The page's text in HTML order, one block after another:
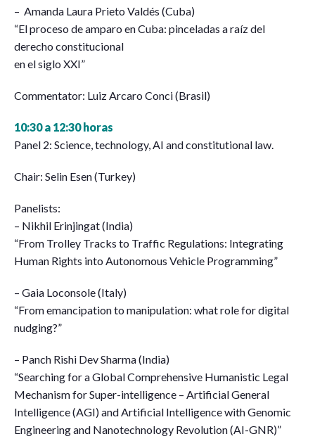
– Amanda Laura Prieto Valdés (Cuba)
“El proceso de amparo en Cuba: pinceladas a raíz del
derecho constitucional
en el siglo XXI”
Commentator: Luiz Arcaro Conci (Brasil)
10:30 a 12:30 horas
Panel 2: Science, technology, AI and constitutional law.
Chair: Selin Esen (Turkey)
Panelists:
– Nikhil Erinjingat (India)
“From Trolley Tracks to Traffic Regulations: Integrating
Human Rights into Autonomous Vehicle Programming”
– Gaia Loconsole (Italy)
“From emancipation to manipulation: what role for digital
nudging?”
– Panch Rishi Dev Sharma (India)
“Searching for a Global Comprehensive Humanistic Legal
Mechanism for Super-intelligence – Artificial General
Intelligence (AGI) and Artificial Intelligence with Genomic
Engineering and Nanotechnology Revolution (AI-GNR)”